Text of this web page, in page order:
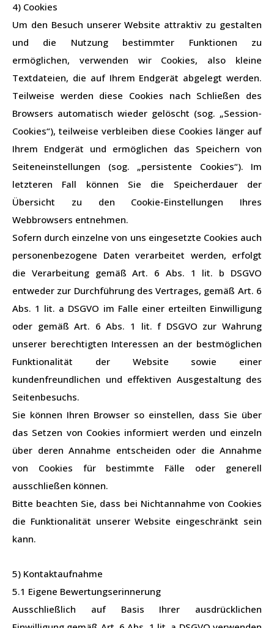
4) Cookies
Um den Besuch unserer Website attraktiv zu gestalten
und die Nutzung bestimmter Funktionen zu
ermöglichen, verwenden wir Cookies, also kleine
Textdateien, die auf Ihrem Endgerät abgelegt werden.
Teilweise werden diese Cookies nach Schließen des
Browsers automatisch wieder gelöscht (sog. „Session-
Cookies“), teilweise verbleiben diese Cookies länger auf
Ihrem Endgerät und ermöglichen das Speichern von
Seiteneinstellungen (sog. „persistente Cookies“). Im
letzteren Fall können Sie die Speicherdauer der
Übersicht zu den Cookie-Einstellungen Ihres
Webbrowsers entnehmen.
Sofern durch einzelne von uns eingesetzte Cookies auch
personenbezogene Daten verarbeitet werden, erfolgt
die Verarbeitung gemäß Art. 6 Abs. 1 lit. b DSGVO
entweder zur Durchführung des Vertrages, gemäß Art. 6
Abs. 1 lit. a DSGVO im Falle einer erteilten Einwilligung
oder gemäß Art. 6 Abs. 1 lit. f DSGVO zur Wahrung
unserer berechtigten Interessen an der bestmöglichen
Funktionalität der Website sowie einer
kundenfreundlichen und effektiven Ausgestaltung des
Seitenbesuchs.
Sie können Ihren Browser so einstellen, dass Sie über
das Setzen von Cookies informiert werden und einzeln
über deren Annahme entscheiden oder die Annahme
von Cookies für bestimmte Fälle oder generell
ausschließen können.
Bitte beachten Sie, dass bei Nichtannahme von Cookies
die Funktionalität unserer Website eingeschränkt sein
kann.
5) Kontaktaufnahme
5.1 Eigene Bewertungserinnerung
Ausschließlich auf Basis Ihrer ausdrücklichen